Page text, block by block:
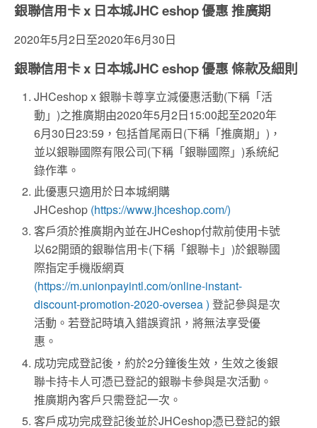
銀聯信用卡 x 日本城JHC eshop 優惠 推廣期
2020年5月2日至2020年6月30日
銀聯信用卡 x 日本城JHC eshop 優惠 條款及細則
JHCeshop x銀聯卡尊享立減優惠活動(下稱「活
動」)之推廣期由2020年5月2日15:00起至2020年
6月30日23:59 ，包括首尾兩日(下稱「推廣期」) ，
並以銀聯國際有限公司(下稱「銀聯國際」)系統紀
錄作準。
此優惠只適用於日本城網購
JHCeshop (https://www.jhceshop.com/)
客戶須於推廣期內並在JHCeshop付款前使用卡號
以62開頭的銀聯信用卡(下稱「銀聯卡」)於銀聯國
際指定手機版網頁
(https://m.unionpayintl.com/online-instant-
discount-promotion-2020-oversea ) 登記參與是次
活動。若登記時填入錯誤資訊，將無法享受優
惠。
成功完成登記後，約於2分鐘後生效，生效之後銀
聯卡持卡人可憑已登記的銀聯卡參與是次活動。
推廣期內客戶只需登記一次。
客戶成功完成登記後並於JHCeshop憑已登記的銀